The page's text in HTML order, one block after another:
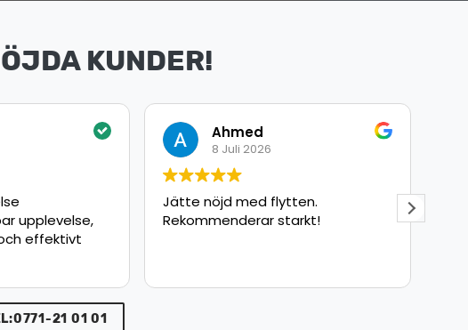
KUNDER!
Omar Arbouche
8 Juli 2026
Snabb och säker leverans bra
jobbat !
21 01 01